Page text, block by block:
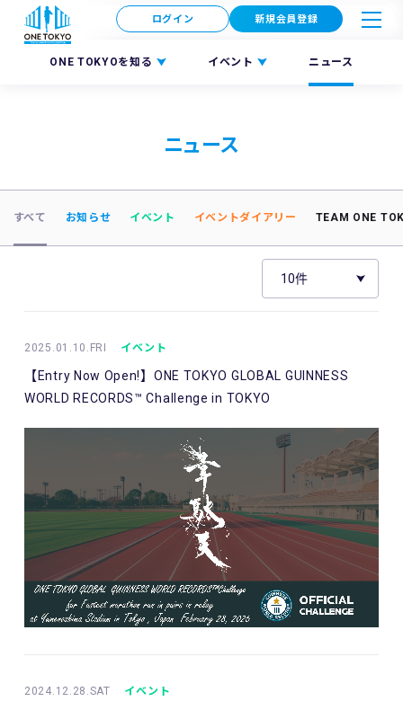
ONE TOKYOを知る イベント ニュース
ログイン 新規会員登録
ニュース
すべて お知らせ イベント イベントダイアリー TEAM ONE
2025.01.10.FRI イベント
【Entry Now Open!】ONE TOKYO GLOBAL GUINNESS
WORLD RECORDS™ Challenge in TOKYO
2024.12.28.SAT イベント